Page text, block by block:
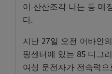
이 산산조각 나는 등 매
다.
지난 27일 오전 어바인
핑센터에 있는 85 디그
여성 운전자가 전속력